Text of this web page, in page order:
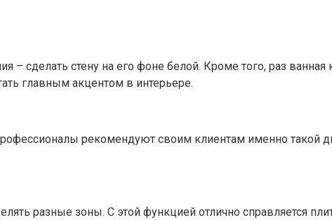
сделать стену на его фоне белой. Кроме того, раз ванная
главным акцентом в интерьере.
рекомендуют своим клиентам именно такой
разные зоны. С этой функцией отлично справляется